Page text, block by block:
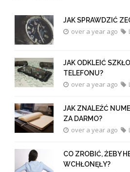
JAK SPRAWDZIĆ
over a year ago
JAK ODKLEIĆ
TELEFONU?
over a year ago
JAK ZNALEŹĆ
ZA DARMO?
over a year ago
CO ZROBIĆ, ŻEBY
WCHŁONĘŁY?